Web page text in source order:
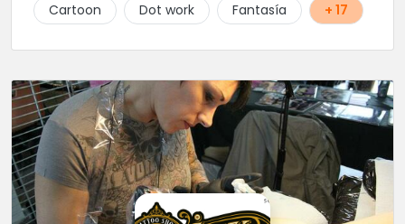
Cartoon
Dot work Fantasía + 17